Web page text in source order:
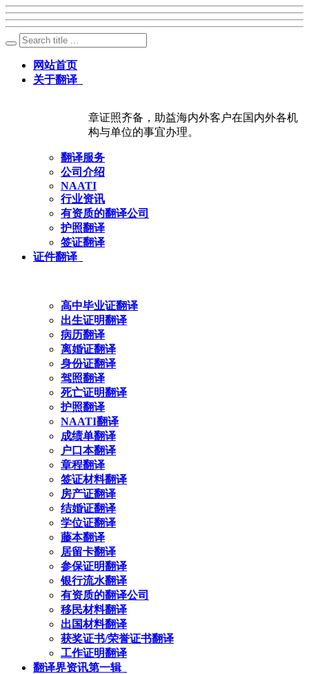
网站首页
关于翻译
章证照齐备，助益海内外客户在国内外各机
构与单位的事宜办理。
翻译服务
公司介绍
NAATI
行业资讯
有资质的翻译公司
护照翻译
签证翻译
证件翻译
高中毕业证翻译
出生证明翻译
病历翻译
离婚证翻译
身份证翻译
驾照翻译
死亡证明翻译
护照翻译
NAATI翻译
成绩单翻译
户口本翻译
章程翻译
签证材料翻译
房产证翻译
结婚证翻译
学位证翻译
藤本翻译
居留卡翻译
参保证明翻译
银行流水翻译
有资质的翻译公司
移民材料翻译
出国材料翻译
获奖证书/荣誉证书翻译
工作证明翻译
翻译界资讯第一辑